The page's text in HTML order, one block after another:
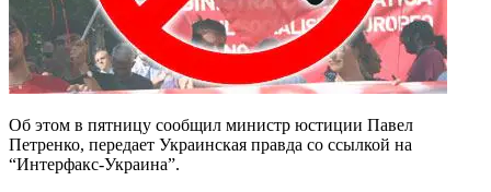
Об этом в пятницу сообщил министр юстиции Павел
Петренко, передает Украинская правда со ссылкой на
“Интерфакс-Украина”.